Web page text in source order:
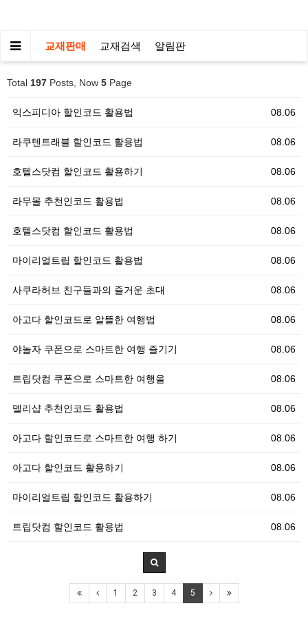
교재판매 교재검색 알림판
Total 197 Posts, Now 5 Page
08.06
익스피디아 할인코드 활용법
08.06
라쿠텐트래블 할인코드 활용법
08.06
호텔스닷컴 할인코드 활용하기
08.06
라무몰 추천인코드 활용법
08.06
호텔스닷컴 할인코드 활용법
08.06
마이리얼트립 할인코드 활용법
08.06
사쿠라허브 친구들과의 즐거운 초대
08.06
아고다 할인코드로 알뜰한 여행법
08.06
야놀자 쿠폰으로 스마트한 여행 즐기기
08.06
트립닷컴 쿠폰으로 스마트한 여행을
08.06
델리샵 추천인코드 활용법
08.06
아고다 할인코드로 스마트한 여행 하기
08.06
아고다 할인코드 활용하기
08.06
마이리얼트립 할인코드 활용하기
08.06
트립닷컴 할인코드 활용법
1 2 3 4 5